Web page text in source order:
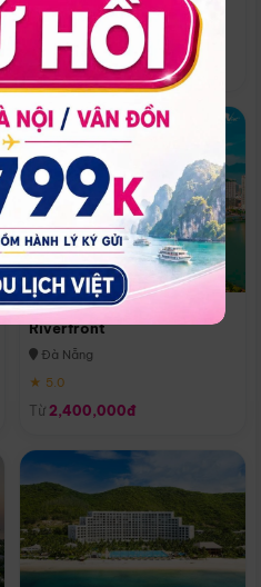
Quoc
Phú Quốc
★ 5.0
Melia Vinpearl Danang
Riverfront
Đà Nẵng
★ 5.0
Từ 2,400,000đ